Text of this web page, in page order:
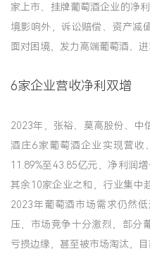
家上市、挂牌葡萄酒企业的净
境影响外，诉讼赔偿、资产减
面对困境，发力高端葡萄酒、
6家企业营收净利双增
2023年，张裕、莫高股份、中
酒庄6家葡萄酒企业实现营收
11.89%至43.85亿元，净利润
其余10家企业之和，行业集中
2023年葡萄酒市场需求仍然
压，市场竞争十分激烈，部分
亏损边缘，甚至被市场淘汰，